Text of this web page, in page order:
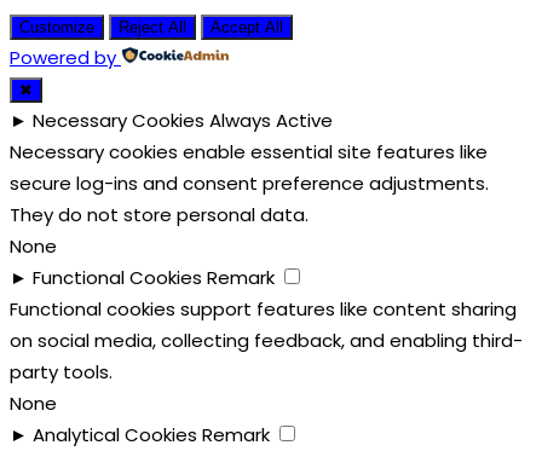
Customize Reject All Accept All
Powered by
✖
► Necessary Cookies Always Active
Necessary cookies enable essential site features like
secure log-ins and consent preference adjustments.
They do not store personal data.
None
► Functional Cookies Remark
Functional cookies support features like content sharing
on social media, collecting feedback, and enabling third-
party tools.
None
► Analytical Cookies Remark